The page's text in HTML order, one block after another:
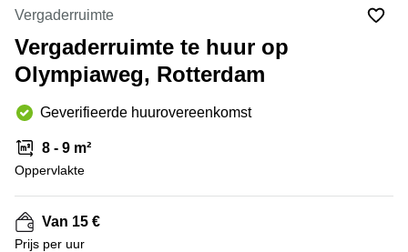
Hengelo
Hilversum
Hoofddorp
Deventer
Rotterdam
Tiel
Zwolle
Bodegraven-
Reeuwijk
Business
center
Arnhem
Business
Amsterdam
Westpoort
Business
center
Hilversum
Vergaderruimte
Vergaderruimte te huur op
Olympiaweg, Rotterdam
Geverifieerde huurovereenkomst
8 - 9 m²
Oppervlakte
Van 15 €
Prijs per uur